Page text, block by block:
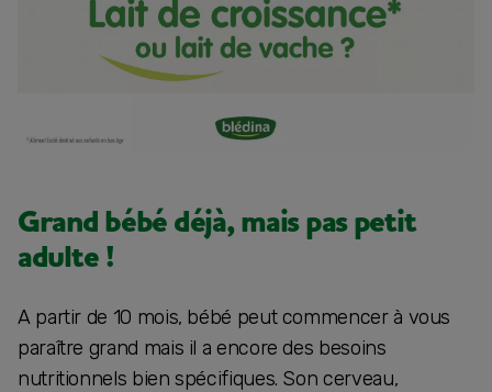
Grand bébé déjà, mais pas petit
adulte !
A partir de 10 mois, bébé peut commencer à vous
paraître grand mais il a encore des besoins
nutritionnels bien spécifiques. Son cerveau,